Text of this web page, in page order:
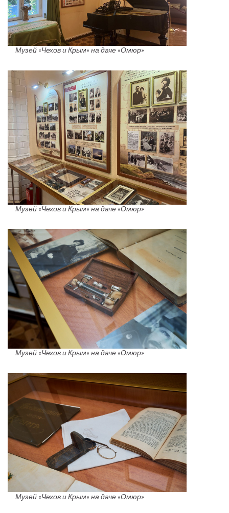
Музей «Чехов и Крым» на даче «Омюр»
Музей «Чехов и Крым» на даче «Омюр»
Музей «Чехов и Крым» на даче «Омюр»
Музей «Чехов и Крым» на даче «Омюр»